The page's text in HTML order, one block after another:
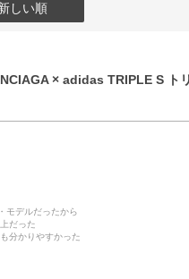
しい順
× adidas TRIPLE S ト
モデルだったから
だった
かりやすかった